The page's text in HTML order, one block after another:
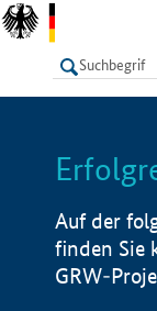
LISTE
Auf der
finden Sie
GRW-